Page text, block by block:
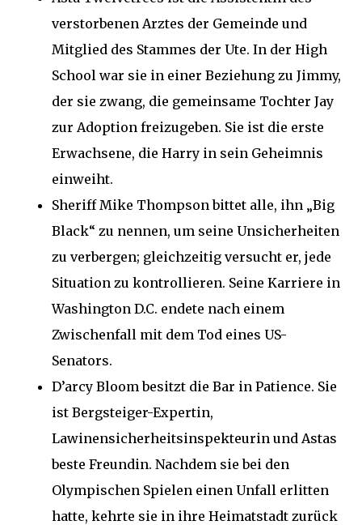
verstorbenen Arztes der Gemeinde und
Mitglied des Stammes der Ute. In der High
School war sie in einer Beziehung zu Jimmy,
der sie zwang, die gemeinsame Tochter Jay
zur Adoption freizugeben. Sie ist die erste
Erwachsene, die Harry in sein Geheimnis
einweiht.
Sheriff Mike Thompson bittet alle, ihn „Big
Black“ zu nennen, um seine Unsicherheiten
zu verbergen; gleichzeitig versucht er, jede
Situation zu kontrollieren. Seine Karriere in
Washington D.C. endete nach einem
Zwischenfall mit dem Tod eines US-
Senators.
D’arcy Bloom besitzt die Bar in Patience. Sie
ist Bergsteiger-Expertin,
Lawinensicherheitsinspekteurin und Astas
beste Freundin. Nachdem sie bei den
Olympischen Spielen einen Unfall erlitten
hatte, kehrte sie in ihre Heimatstadt zurück